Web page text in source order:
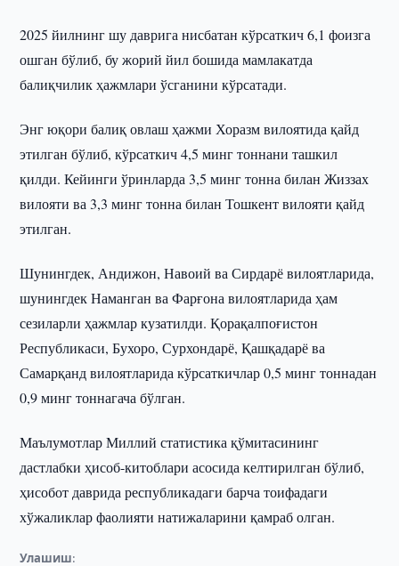
2025 йилнинг шу даврига нисбатан кўрсаткич 6,1 фоизга
ошган бўлиб, бу жорий йил бошида мамлакатда
балиқчилик ҳажмлари ўсганини кўрсатади.
Энг юқори балиқ овлаш ҳажми Хоразм вилоятида қайд
этилган бўлиб, кўрсаткич 4,5 минг тоннани ташкил
қилди. Кейинги ўринларда 3,5 минг тонна билан Жиззах
вилояти ва 3,3 минг тонна билан Тошкент вилояти қайд
этилган.
Шунингдек, Андижон, Навоий ва Сирдарё вилоятларида,
шунингдек Наманган ва Фарғона вилоятларида ҳам
сезиларли ҳажмлар кузатилди. Қорақалпоғистон
Республикаси, Бухоро, Сурхондарё, Қашқадарё ва
Самарқанд вилоятларида кўрсаткичлар 0,5 минг тоннадан
0,9 минг тоннагача бўлган.
Маълумотлар Миллий статистика қўмитасининг
дастлабки ҳисоб-китоблари асосида келтирилган бўлиб,
ҳисобот даврида республикадаги барча тоифадаги
хўжаликлар фаолияти натижаларини қамраб олган.
Улашиш: